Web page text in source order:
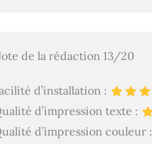
de la rédaction 13/20
d’installation :
d’impression texte :
d’impression couleur :